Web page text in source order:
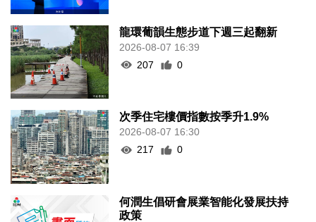
龍環葡韻生態步道下週三起翻新
2026-08-07 16:39
207
0
次季住宅樓價指數按季升1.9%
2026-08-07 16:30
217
0
何潤生倡研會展業智能化發展扶持
政策